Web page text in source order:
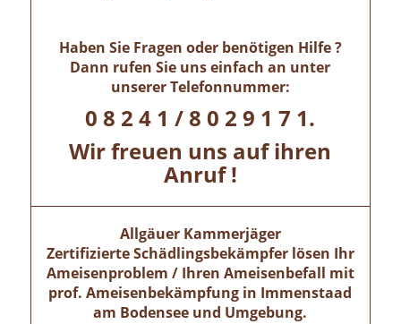
Haben Sie Fragen oder benötigen Hilfe ?
Dann rufen Sie uns einfach an unter
unserer Telefonnummer:
0 8 2 4 1 / 8 0 2 9 1 7 1.
Wir freuen uns auf ihren
Anruf !
Allgäuer Kammerjäger
Zertifizierte Schädlingsbekämpfer lösen Ihr
Ameisenproblem / Ihren Ameisenbefall mit
prof. Ameisenbekämpfung in Immenstaad
am Bodensee und Umgebung.